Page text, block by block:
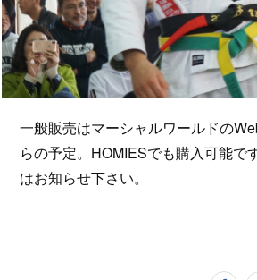
一般販売はマーシャルワールドの
らの予定。HOMIESでも購入可能で
はお知らせ下さい。